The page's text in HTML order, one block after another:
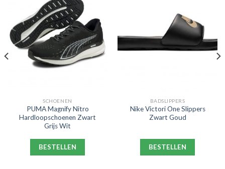
SCHOENEN
PUMA Magnify Nitro
Hardloopschoenen Zwart
Grijs Wit
BESTELLEN
BADSLIPPERS
Nike Victori One Slippers
Zwart Goud
BESTELLEN